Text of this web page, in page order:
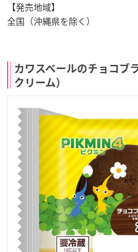
【発売地域】
全国（沖縄県を除く）
カワスベールのチョコブ
クリーム）